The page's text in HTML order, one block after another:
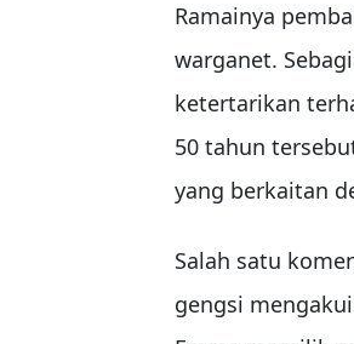
Ramainya
warganet.
ketertarikan
50 tahun
yang berkaitan
Salah satu
gengsi